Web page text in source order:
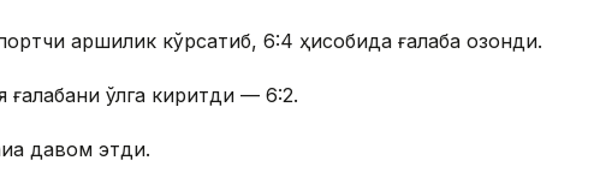
қаршилик кўрсатиб, 6:4 ҳисобида ғалаба қозонди.
ғалабани қўлга киритди — 6:2.
давом этди.